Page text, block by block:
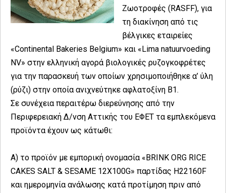
Ζωοτροφές (RASFF), για
τη διακίνηση από τις
βέλγικες εταιρείες
«Continental Bakeries Belgium» και «Lima natuurvoeding
NV» στην ελληνική αγορά βιολογικές ρυζογκοφρέτες
για την παρασκευή των οποίων χρησιμοποιήθηκε α’ ύλη
(ρύζι) στην οποία ανιχνεύτηκε αφλατοξίνη Β1.
Σε συνέχεια περαιτέρω διερεύνησης από την
Περιφερειακή Δ/νση Αττικής του ΕΦΕΤ τα εμπλεκόμενα
προϊόντα έχουν ως κάτωθι:
Α) το προϊόν με εμπορική ονομασία «BRINK ORG RICE
CAKES SALT & SESAME 12X100G» παρτίδας Η22160F
και ημερομηνία ανάλωσης κατά προτίμηση πριν από